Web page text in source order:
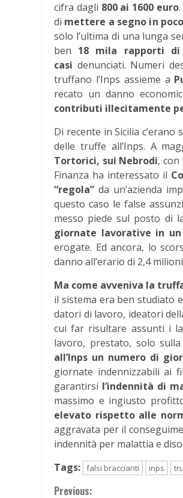
cifra dagli 800 ai 1600 euro
di mettere a segno in
solo l’ultima di una lunga
ben 18 mila rapporti
casi denunciati. Numeri
truffano l’Inps assieme a
recato un danno
contributi illecitamente
Di recente in Sicilia
delle truffe all’Inps. A
Tortorici, sui Nebrodi, con
Finanza ha interessato il
“regola” da un’azienda
questo caso le false
messo piede sul posto di
giornate lavorative in
erogate. Ed ancora, lo
danno all’erario di 2,4
Ma come avveniva la
il sistema era ben studiato
datori di lavoro, ideatori
cui far risultare assunti i
lavoro, prestato, solo
all’Inps un numero di
giornate indennizzabili ai
garantirsi l’indennità di
massimo e ingiusto
elevato rispetto alle
aggravata per il
indennità per malattia e
Tags: falsi braccianti inps
Previous: